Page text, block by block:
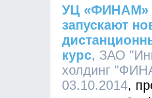
УЦ «ФИНАМ»
запускают
курс, ЗАО
холдинг
03.10.2014